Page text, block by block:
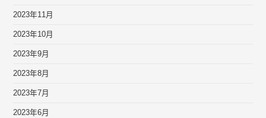
2023年11月
2023年10月
2023年9月
2023年8月
2023年7月
2023年6月